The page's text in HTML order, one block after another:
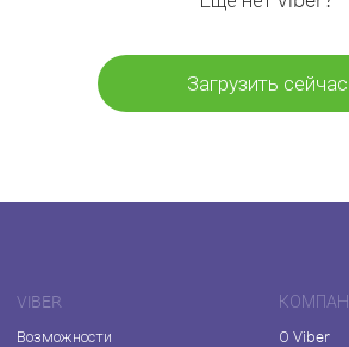
Загрузить сейчас
VIBER
Возможности
О Viber